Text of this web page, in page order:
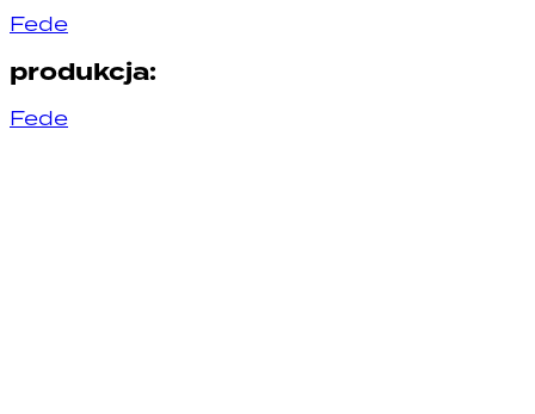
Fede
produkcja:
Fede